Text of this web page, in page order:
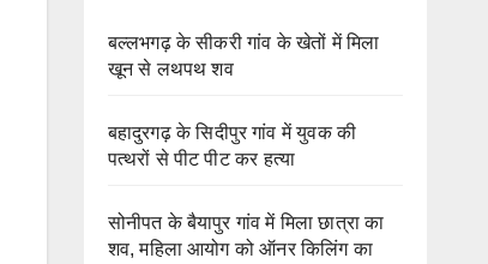
बल्लभगढ़ के सीकरी गांव के खेतों में मिला
खून से लथपथ शव
बहादुरगढ़ के सिदीपुर गांव में युवक की
पत्थरों से पीट पीट कर हत्या
सोनीपत के बैयापुर गांव में मिला छात्रा का
शव, महिला आयोग को ऑनर किलिंग का